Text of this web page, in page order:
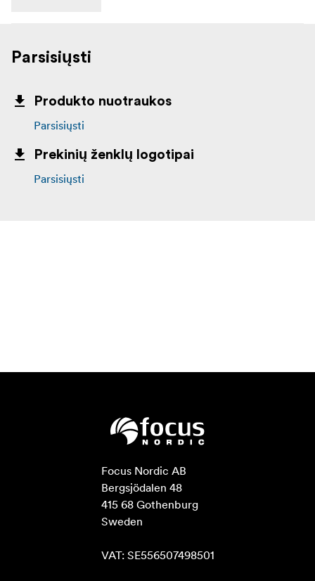
Parsisiųsti
Produkto nuotraukos
Parsisiųsti
Prekinių ženklų logotipai
Parsisiųsti
Focus Nordic AB
Bergsjödalen 48
415 68 Gothenburg
Sweden
VAT: SE556507498501